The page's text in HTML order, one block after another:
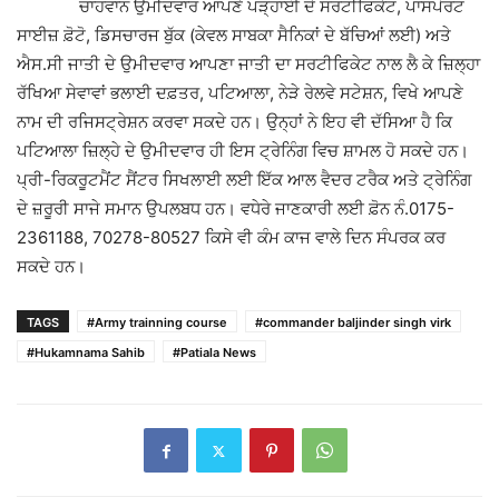
ਚਾਹਵਾਨ ਉਮੀਦਵਾਰ ਆਪਣੇ ਪੜ੍ਹਾਈ ਦੇ ਸਰਟੀਫਿਕੇਟ, ਪਾਸਪੋਰਟ
ਸਾਈਜ਼ ਫ਼ੋਟੋ, ਡਿਸਚਾਰਜ ਬੁੱਕ (ਕੇਵਲ ਸਾਬਕਾ ਸੈਨਿਕਾਂ ਦੇ ਬੱਚਿਆਂ ਲਈ) ਅਤੇ
ਐਸ.ਸੀ ਜਾਤੀ ਦੇ ਉਮੀਦਵਾਰ ਆਪਣਾ ਜਾਤੀ ਦਾ ਸਰਟੀਫਿਕੇਟ ਨਾਲ ਲੈ ਕੇ ਜ਼ਿਲ੍ਹਾ
ਰੱਖਿਆ ਸੇਵਾਵਾਂ ਭਲਾਈ ਦਫ਼ਤਰ, ਪਟਿਆਲਾ, ਨੇੜੇ ਰੇਲਵੇ ਸਟੇਸ਼ਨ, ਵਿਖੇ ਆਪਣੇ
ਨਾਮ ਦੀ ਰਜਿਸਟ੍ਰੇਸ਼ਨ ਕਰਵਾ ਸਕਦੇ ਹਨ। ਉਨ੍ਹਾਂ ਨੇ ਇਹ ਵੀ ਦੱਸਿਆ ਹੈ ਕਿ
ਪਟਿਆਲਾ ਜ਼ਿਲ੍ਹੇ ਦੇ ਉਮੀਦਵਾਰ ਹੀ ਇਸ ਟ੍ਰੇਨਿੰਗ ਵਿਚ ਸ਼ਾਮਲ ਹੋ ਸਕਦੇ ਹਨ।
ਪ੍ਰੀ-ਰਿਕਰੂਟਮੈਂਟ ਸੈਂਟਰ ਸਿਖਲਾਈ ਲਈ ਇੱਕ ਆਲ ਵੈਦਰ ਟਰੈਕ ਅਤੇ ਟ੍ਰੇਨਿੰਗ
ਦੇ ਜ਼ਰੂਰੀ ਸਾਜੇ ਸਮਾਨ ਉਪਲਬਧ ਹਨ। ਵਧੇਰੇ ਜਾਣਕਾਰੀ ਲਈ ਫ਼ੋਨ ਨੰ.0175-
2361188, 70278-80527 ਕਿਸੇ ਵੀ ਕੰਮ ਕਾਜ ਵਾਲੇ ਦਿਨ ਸੰਪਰਕ ਕਰ
ਸਕਦੇ ਹਨ।
TAGS #Army trainning course
#commander baljinder singh virk
#Hukamnama Sahib
#Patiala News